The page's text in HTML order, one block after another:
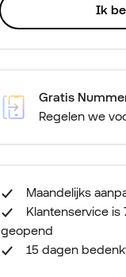
Ik
Gratis
Regelen we
Maandelijks
Klantenservice
geopend
15 dagen